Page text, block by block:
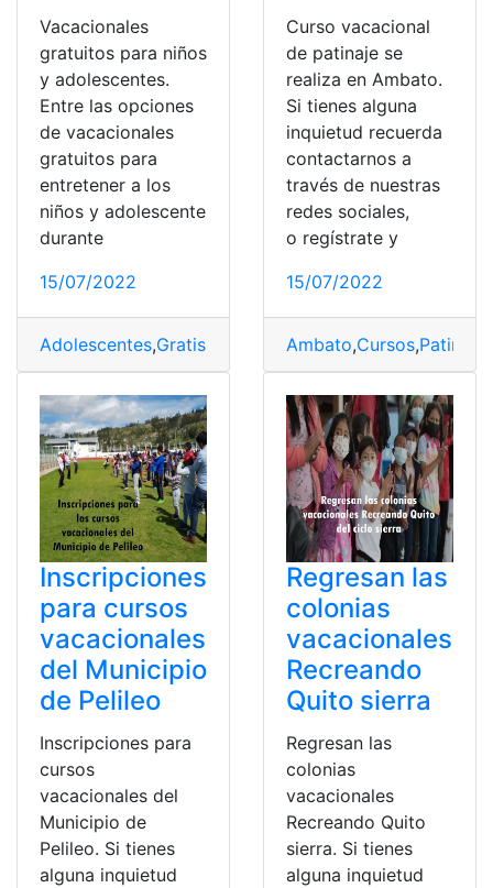
Vacacionales
gratuitos para niños
y adolescentes.
Entre las opciones
de vacacionales
gratuitos para
entretener a los
niños y adolescente
durante
15/07/2022
Adolescentes,Gratis Vacacionales
Curso vacacional
de patinaje se
realiza en Ambato.
Si tienes alguna
inquietud recuerda
contactarnos a
través de nuestras
redes sociales,
o regístrate y
15/07/2022
Ambato,Cursos,Patinaje
Inscripciones
para cursos
vacacionales
del Municipio
de Pelileo
Inscripciones para
cursos
vacacionales del
Municipio de
Pelileo. Si tienes
alguna inquietud
Regresan las
colonias
vacacionales
Recreando
Quito sierra
Regresan las
colonias
vacacionales
Recreando Quito
sierra. Si tienes
alguna inquietud